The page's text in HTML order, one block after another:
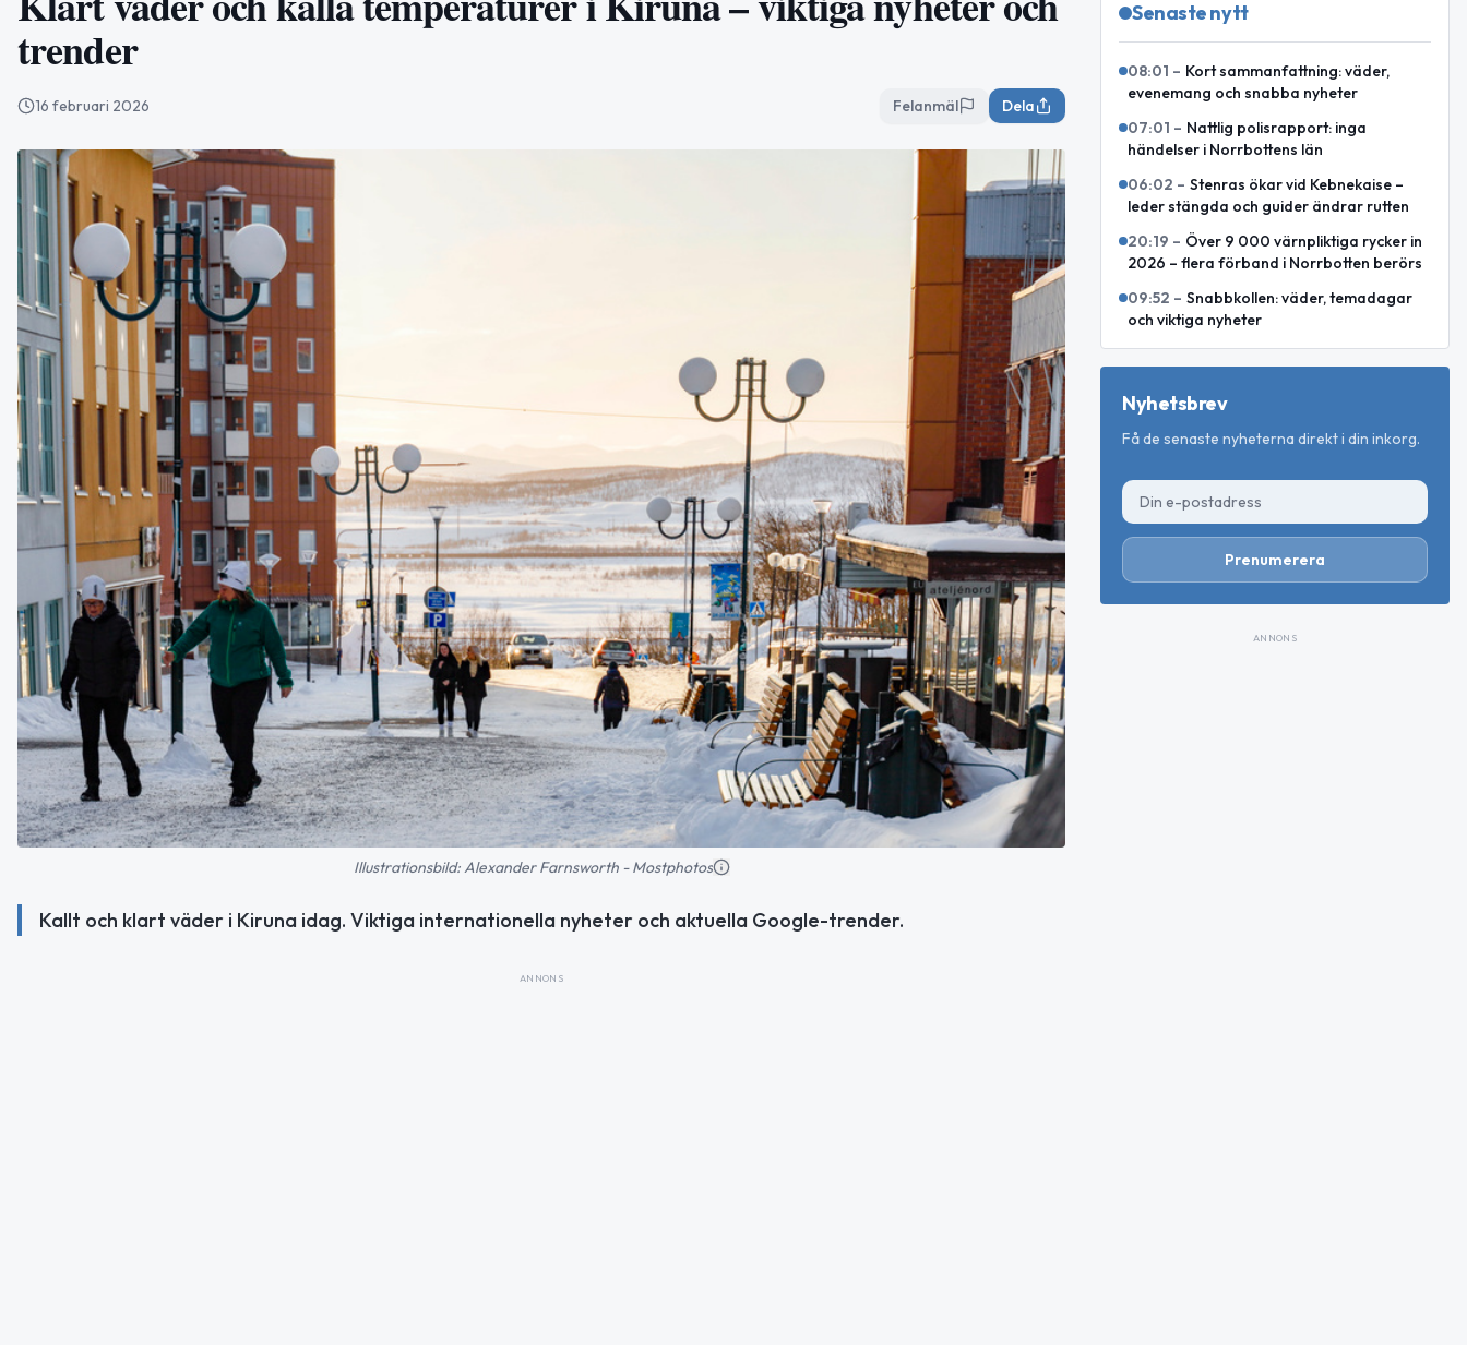
trender
16 februari 2026 Felanmäl Dela
Illustrationsbild: Alexander Farnsworth - Mostphotos
Kallt och klart väder i Kiruna idag. Viktiga internationella nyheter och aktuella Google-trender.
ANNONS
Senaste nytt
08:01 – Kort sammanfattning: väder,
evenemang och snabba nyheter
07:01 – Nattlig polisrapport: inga
händelser i Norrbottens län
06:02 – Stenras ökar vid Kebnekaise –
leder stängda och guider ändrar rutten
20:19 – Över 9 000 värnpliktiga rycker in
2026 – flera förband i Norrbotten berörs
09:52 – Snabbkollen: väder, temadagar
och viktiga nyheter
Nyhetsbrev
Få de senaste nyheterna direkt i din inkorg.
Prenumerera
ANNONS